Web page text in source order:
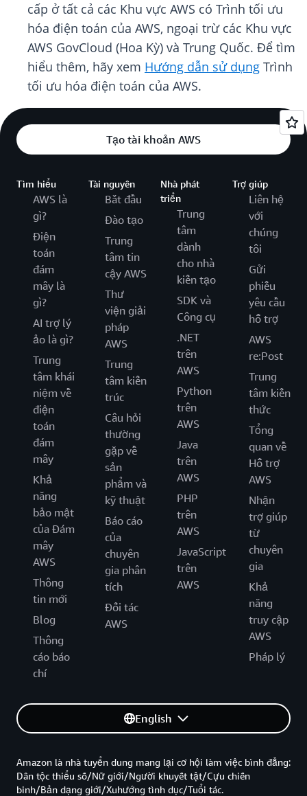
cấp ở tất cả các Khu vực AWS có Trình tối ưu
hóa điện toán của AWS, ngoại trừ các Khu vực
AWS GovCloud (Hoa Kỳ) và Trung Quốc. Để tìm
hiểu thêm, hãy xem Hướng dẫn sử dụng Trình
tối ưu hóa điện toán của AWS.
Tạo tài khoản AWS
Tìm hiểu
AWS là
gì?
Điện
toán
đám
mây là
gì?
AI trợ lý
ảo là gì?
Trung
tâm khái
niệm về
điện
toán
đám
mây
Khả
năng
bảo mật
của Đám
mây
AWS
Thông
tin mới
Blog
Thông
cáo báo
chí
Tài nguyên
Bắt đầu
Đào tạo
Trung
tâm tin
cậy AWS
Thư
viện giải
pháp
AWS
Trung
tâm kiến
trúc
Câu hỏi
thường
gặp về
sản
phẩm và
kỹ thuật
Báo cáo
của
chuyên
gia phân
tích
Đối tác
AWS
Nhà phát
triển
Trung
tâm
dành
cho nhà
kiến tạo
SDK và
Công cụ
.NET
trên
AWS
Python
trên
AWS
Java
trên
AWS
PHP
trên
AWS
JavaScript
trên
AWS
Trợ giúp
Liên hệ
với
chúng
tôi
Gửi
phiếu
yêu cầu
hỗ trợ
AWS
re:Post
Trung
tâm kiến
thức
Tổng
quan về
Hỗ trợ
AWS
Nhận
trợ giúp
từ
chuyên
gia
Khả
năng
truy cập
AWS
Pháp lý
English
Amazon là nhà tuyển dung mang lại cơ hội làm việc bình đẳng:
Dân tộc thiểu số/Nữ giới/Người khuyết tật/Cựu chiến
binh/Bản dạng giới/Xuhướng tình dục/Tuổi tác.